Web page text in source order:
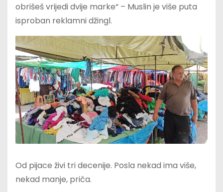
obrišeš vrijedi dvije marke“ – Muslin je više puta
isproban reklamni džingl.
Od pijace živi tri decenije. Posla nekad ima više,
nekad manje, priča.